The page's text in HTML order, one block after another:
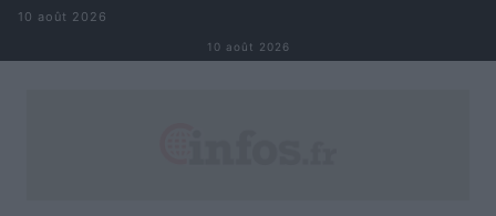
Aller au contenu
10 août 2026
10 août 2026